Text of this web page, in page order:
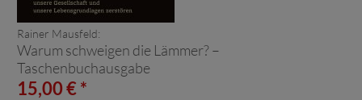
Rainer Mausfeld:
Warum schweigen die Lämmer? –
Taschenbuchausgabe
15,00 € *